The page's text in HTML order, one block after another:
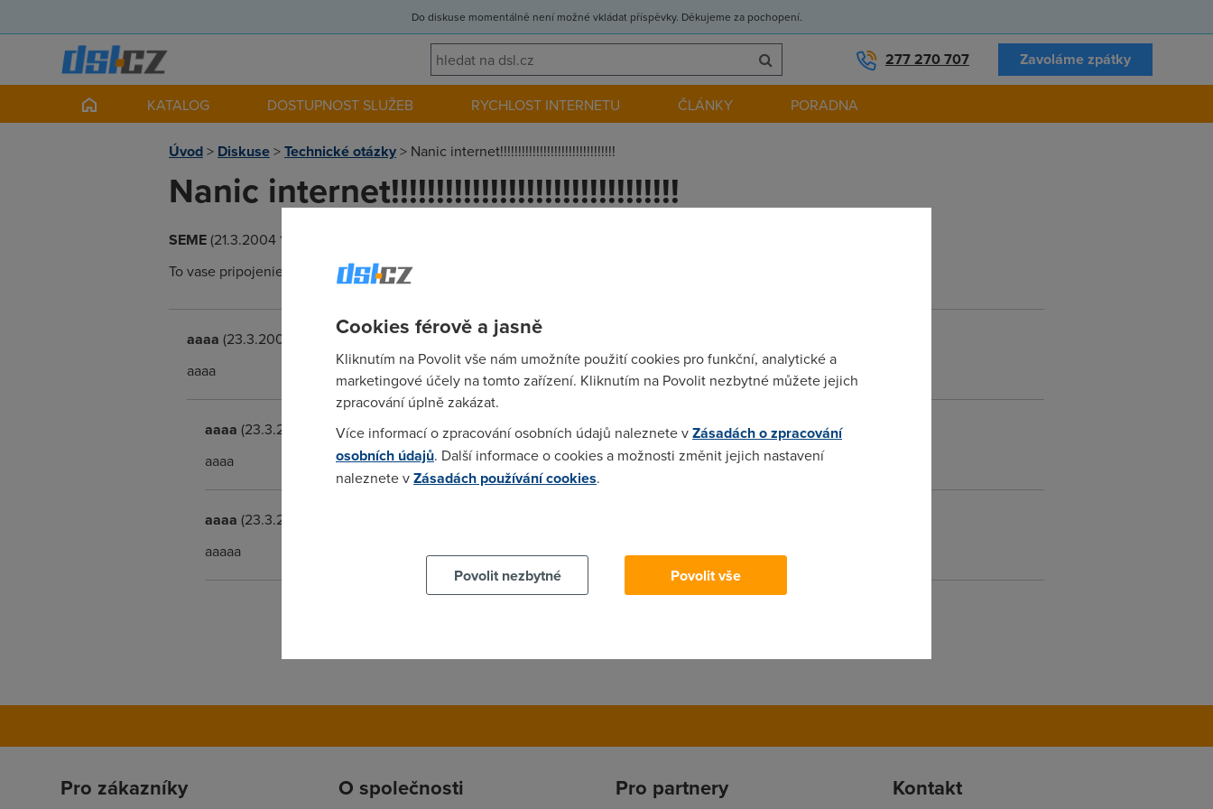
Do diskuse momentálně není možné vkládat příspěvky. Děkujeme za pochopení.
277 270 707 Zavoláme zpátky
KATALOG DOSTUPNOST SLUŽEB RYCHLOST INTERNETU ČLÁNKY PORADNA
Úvod> Diskuse>Technické otázky> Nanic internet!!!!!!!!!!!!!!!!!!!!!!!!!!!!!!!!
Nanic internet!!!!!!!!!!!!!!!!!!!!!!!!!!!!!!!!
SEME(21.3.2004 16:42:12)
To vase pripojenie je uplne na nic,moj meter rychlosti netu my ukazyje 51,2 kb/s.:-(
aaaa (23.3.2004 12:16:56)
aaaa
aaaa (23.3.2004 12:18:44)
aaaa
aaaa (23.3.2004 12:23:58)
aaaaa
Pro zákazníky O společnosti Pro partnery Kontakt
Cookies férově a jasně
Kliknutím na Povolit vše nám umožníte použití cookies pro funkční, analytické a
marketingové účely na tomto zařízení. Kliknutím na Povolit nezbytné můžete jejich
zpracování úplně zakázat.
Více informací o zpracování osobních údajů naleznete vZásadách o zpracování
osobních údajů. Další informace o cookies a možnosti změnit jejich nastavení
naleznete vZásadách používání cookies.
Povolit nezbytné
Povolit vše